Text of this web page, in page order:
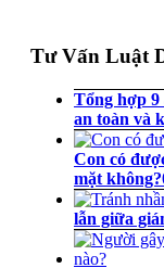
Tư Vấn Luật
Tổng hợp 9
an toàn và
Con có
mặt không?
lẫn giữa